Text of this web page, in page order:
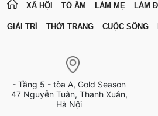
XÃ HỘI TỔ ẤM LÀM MẸ LÀM
GIẢI TRÍ THỜI TRANG CUỘC SỐNG
- Tầng 5 - tòa A, Gold Season
47 Nguyễn Tuân, Thanh Xuân,
Hà Nội